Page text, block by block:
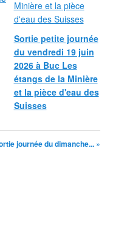
Sortie petite journée
du vendredi 19 juin
2026 à Buc Les
étangs de la Minière
et la pièce d'eau des
Suisses
journée du dimanche... »